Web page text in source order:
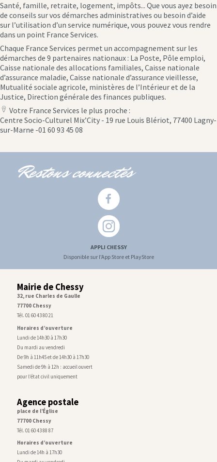
Santé, famille, retraite, logement, impôts... Que vous ayez besoin
de conseils sur vos démarches administratives ou besoin d’aide
sur l’utilisation d’un service numérique, vous pouvez vous rendre
dans un point France Services.
Chaque France Services permet un accompagnement sur les
démarches de 9 partenaires nationaux : La Poste, Pôle emploi,
Caisse nationale des allocations familiales, Caisse nationale
d’assurance maladie, Caisse nationale d’assurance vieillesse,
Mutualité sociale agricole, ministères de l’Intérieur et de la
Justice, Direction générale des finances publiques.
location
icon
Votre France Services le plus proche :
Centre Socio-Culturel Mix’City - 19 rue Louis Blériot, 77400 Lagny-
sur-Marne -01 60 93 45 08
Restons connectés
APPLI CHESSY
Disponible sur l'App Store et PlayStore
Mairie de Chessy
32, rue Charles de Gaulle
77700 Chessy
Tél. 01 60 43 80 21
Horaires d’ouverture
Lundi de 14h30 à 17h30
Du mardi au vendredi
De 9h à 11h45 et de 14h30 à 17h30
Samedi de 9h à 12h : accueil ouvert
pour l’état civil uniquement
Agence postale
place de l’Église
77700 Chessy
Tél. 01 60 43 88 87
Horaires d’ouverture
Lundi de 14h à 17h30